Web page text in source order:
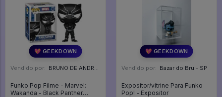
💖 GEEKDOWN
Vendido por: BRUNO DE ANDRADE CLEMENTE - SC
Funko Pop Filme - Marvel:
Wakanda - Black Panther
💖 GEEKDOWN
Vendido por: Bazar do Bru - SP
Expositor/vitrine Para Funko
Pop! - Expositor